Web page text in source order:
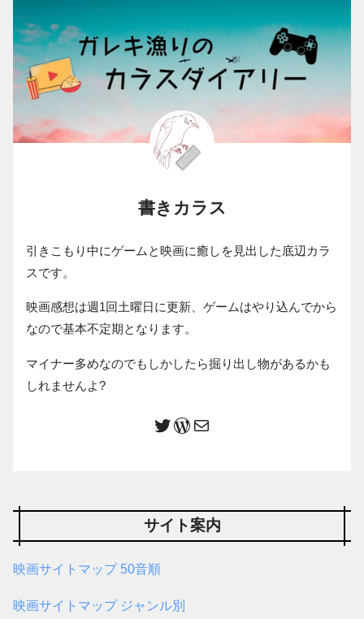
書きカラス
引きこもり中にゲームと映画に癒しを見出した底辺カラ
スです。
映画感想は週1回土曜日に更新、ゲームはやり込んでから
なので基本不定期となります。
マイナー多めなのでもしかしたら掘り出し物があるかも
しれませんよ?
サイト案内
映画サイトマップ 50音順
映画サイトマップ ジャンル別